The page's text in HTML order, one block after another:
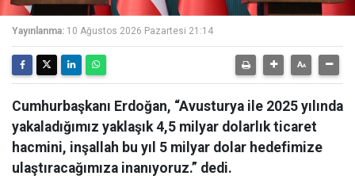
Yayınlanma: 10 Ağustos 2026 Pazartesi 21:14
Cumhurbaşkanı Erdoğan, “Avusturya ile 2025 yılında
yakaladığımız yaklaşık 4,5 milyar dolarlık ticaret
hacmini, inşallah bu yıl 5 milyar dolar hedefimize
ulaştıracağımıza inanıyoruz.” dedi.